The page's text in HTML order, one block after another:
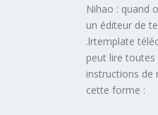
Nihao : quand
un éditeur de
.lrtemplate
peut lire toutes
instructions de
cette forme :